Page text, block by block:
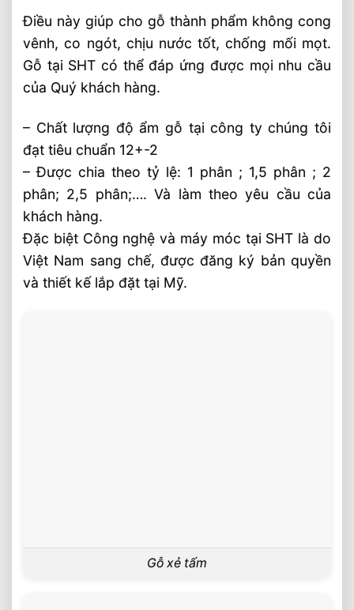
Điều này giúp cho gỗ thành phẩm không cong
vênh, co ngót, chịu nước tốt, chống mối mọt.
Gỗ tại SHT có thể đáp ứng được mọi nhu cầu
của Quý khách hàng.
– Chất lượng độ ẩm gỗ tại công ty chúng tôi
đạt tiêu chuẩn 12+-2
– Được chia theo tỷ lệ: 1 phân ; 1,5 phân ; 2
phân; 2,5 phân;…. Và làm theo yêu cầu của
khách hàng.
Đặc biệt Công nghệ và máy móc tại SHT là do
Việt Nam sang chế, được đăng ký bản quyền
và thiết kế lắp đặt tại Mỹ.
Gỗ xẻ tấm